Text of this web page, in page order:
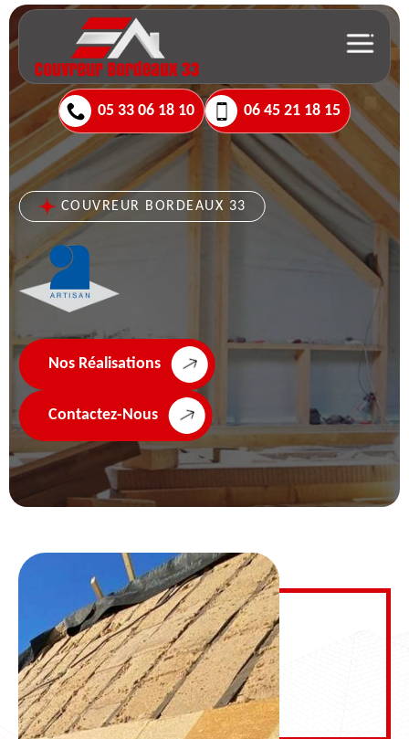
05 33 06 18 10 06 45 21 18 15
COUVREUR BORDEAUX 33
Nos Réalisations
Contactez-Nous